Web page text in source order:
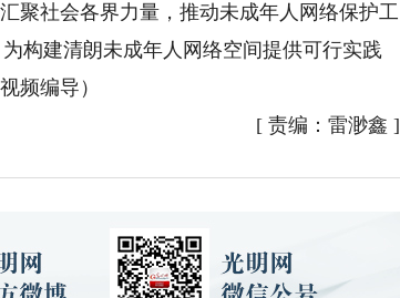
社会各界力量，推动未成年人网络保护工
构建清朗未成年人网络空间提供可行实践
频编导）
[ 责编：雷渺鑫 ]